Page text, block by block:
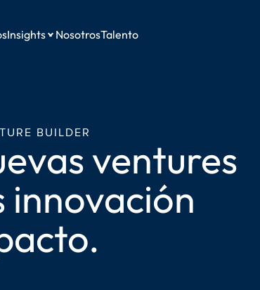
Insights NosotrosTalento
BUILDER
ventures
innovación